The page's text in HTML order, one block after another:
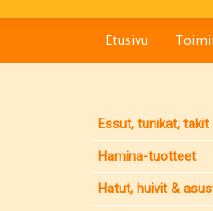
Etusivu
Essut, tunikat, takit
Hamina-tuotteet
Hatut, huivit &